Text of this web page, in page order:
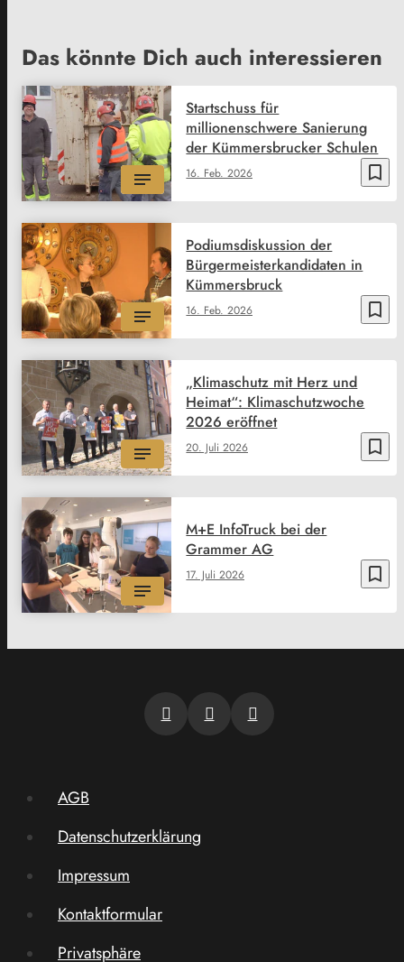
Das könnte Dich auch interessieren
bookmark_border
16. Feb. 2026
Startschuss für
millionenschwere Sanierung
der Kümmersbrucker Schulen
bookmark_border
16. Feb. 2026
Podiumsdiskussion der
Bürgermeisterkandidaten in
Kümmersbruck
bookmark_border
20. Juli 2026
„Klimaschutz mit Herz und
Heimat“: Klimaschutzwoche
2026 eröffnet
bookmark_border
17. Juli 2026
M+E InfoTruck bei der
Grammer AG
AGB
Datenschutzerklärung
Impressum
Kontaktformular
Privatsphäre